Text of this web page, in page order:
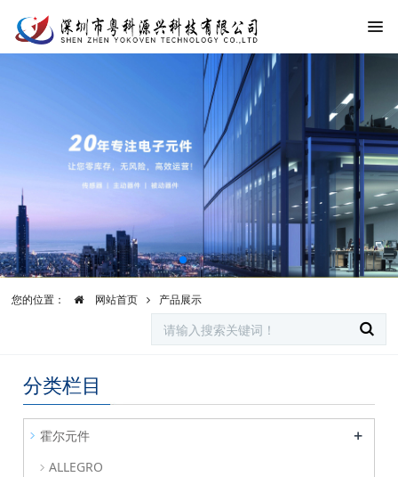
您的位置： 网站首页 产品展示
分类栏目
霍尔元件 +
ALLEGRO